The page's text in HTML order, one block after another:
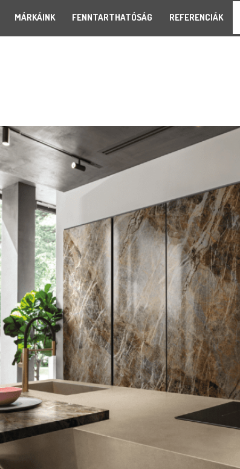
MÁRKÁINK FENNTARTHATÓSÁG REFERENCIÁK